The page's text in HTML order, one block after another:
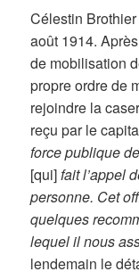
Célestin
août 1914.
de mobilisation
propre ordre de
rejoindre la
reçu par le
force publique
[qui]fait l’appel
personne. Cet
quelques
lequel il nous
lendemain le